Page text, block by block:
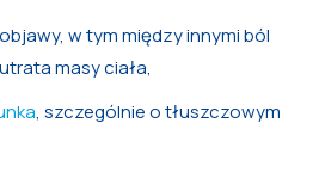
w tym między innymi ból
masy ciała,
, szczególnie o tłuszczowym